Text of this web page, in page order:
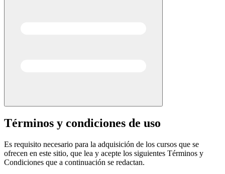
Términos y condiciones de uso
Es requisito necesario para la adquisición de los cursos que se
ofrecen en este sitio, que lea y acepte los siguientes Términos y
Condiciones que a continuación se redactan.